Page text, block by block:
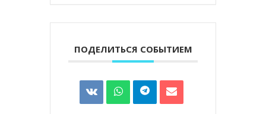
ПОДЕЛИТЬСЯ СОБЫТИЕМ